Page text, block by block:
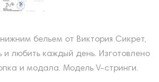
бельем от Виктория Сикрет,
и любить каждый день. Изготовлено
и модала. Модель V-стринги.